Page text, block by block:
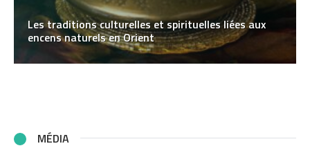
Les traditions culturelles et spirituelles liées aux
encens naturels en Orient
MÉDIA